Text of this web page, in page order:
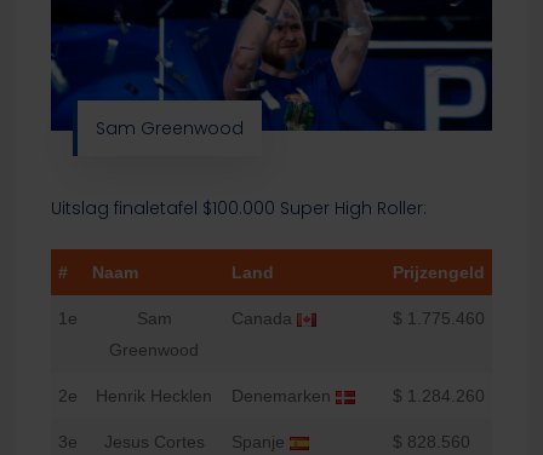
Sam Greenwood
Uitslag finaletafel $100.000 Super High Roller:
# Naam Land Prijzengeld
1e
Sam
Greenwood
Canada $ 1.775.460
2e Henrik Hecklen Denemarken $ 1.284.260
3e Jesus Cortes Spanje $ 828.560